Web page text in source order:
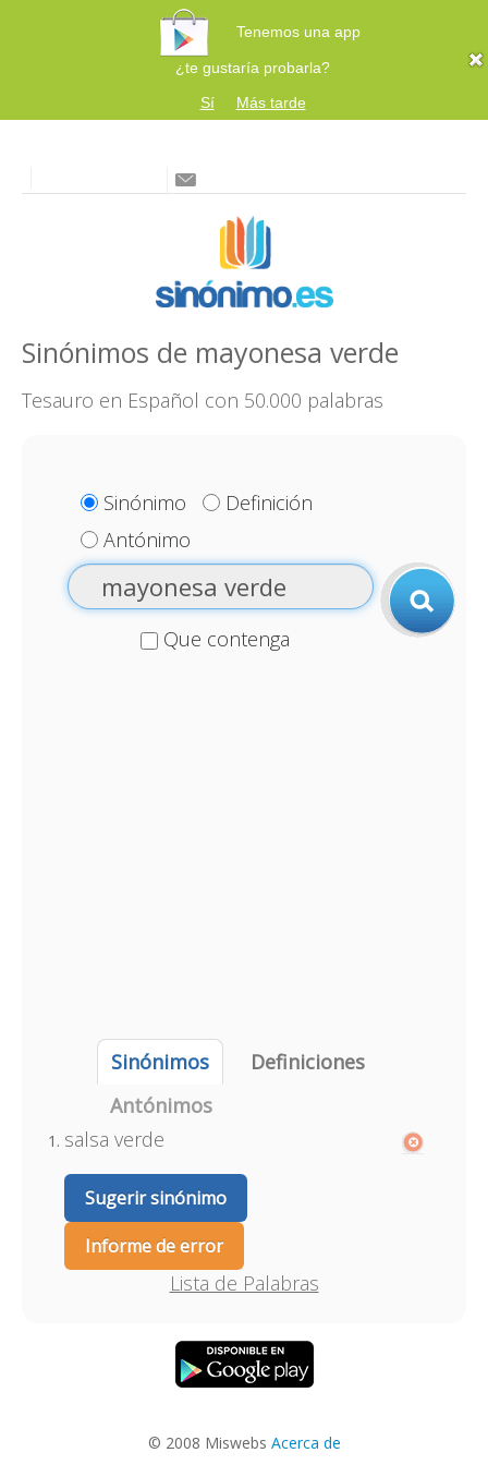
Tenemos una app
¿te gustaría probarla?
Sí
Más tarde
Sinónimos de mayonesa verde
Tesauro en Español con 50.000 palabras
Sinónimo
Definición
Antónimo
Que contenga
Sinónimos
Definiciones
Antónimos
salsa verde
Sugerir sinónimo
Informe de error
Lista de Palabras
© 2008 Miswebs Acerca de